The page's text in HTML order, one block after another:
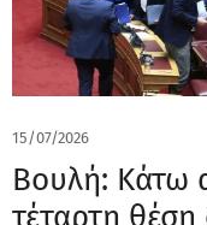
15/07/2026
Βουλή: Κάτω
τέταρτη